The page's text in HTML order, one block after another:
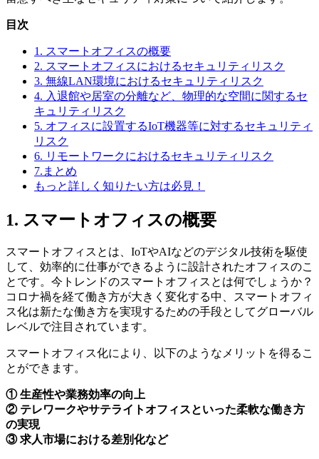
目次
1. スマートオフィスの概要
2. スマートオフィスにおけるセキュリティリスク
3. 無線LAN環境におけるセキュリティリスク
4. 入退館や居室の分離など、物理的な空間に関するセ
キュリティリスク
5. オフィスに設置するIoT機器等に対するセキュリティ
リスク
6. リモートワークにおけるセキュリティリスク
7.まとめ
もっと詳しく知りたい方は必見！
1. スマートオフィスの概要
スマートオフィスとは、IoTやAIなどのデジタル技術を駆使
して、効率的に仕事ができるように設計されたオフィスのこ
とです。今トレンドのスマートオフィスとは何でしょうか？
コロナ禍を経て働き方が大きく変化する中、スマートオフィ
ス化は新たな働き方を実現するための手段としてグローバル
レベルで注目されています。
スマートオフィス化により、以下のようなメリットを得るこ
とができます。
① 生産性や業務効率の向上
② テレワークやサテライトオフィスといった柔軟な働き方
の実現
③ 求人市場における差別化など